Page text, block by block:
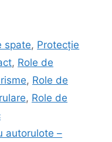
spate, Protecție
, Role de
, Role de
, Role de
autorulote –